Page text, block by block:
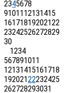
2345678
91011 12131415
16171819202122
23242526272829
30
1234
567891011
12131415161718
19202122232425
262728293031